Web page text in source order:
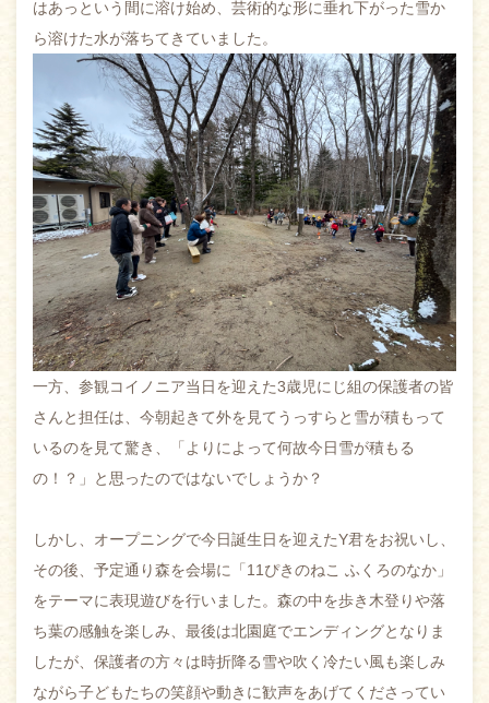
はあっという間に溶け始め、芸術的な形に垂れ下がった雪か
ら溶けた水が落ちてきていました。
一方、参観コイノニア当日を迎えた3歳児にじ組の保護者の皆
さんと担任は、今朝起きて外を見てうっすらと雪が積もって
いるのを見て驚き、「よりによって何故今日雪が積もる
の！？」と思ったのではないでしょうか？
しかし、オープニングで今日誕生日を迎えたY君をお祝いし、
その後、予定通り森を会場に「11ぴきのねこ ふくろのなか」
をテーマに表現遊びを行いました。森の中を歩き木登りや落
ち葉の感触を楽しみ、最後は北園庭でエンディングとなりま
したが、保護者の方々は時折降る雪や吹く冷たい風も楽しみ
ながら子どもたちの笑顔や動きに歓声をあげてくださってい